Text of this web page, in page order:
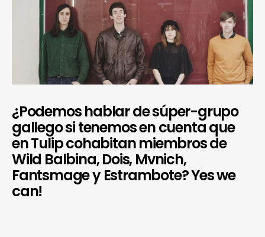
¿Podemos hablar de súper-grupo
gallego si tenemos en cuenta que
en Tulip cohabitan miembros de
Wild Balbina, Dois, Mvnich,
Fantsmage y Estrambote? Yes we
can!